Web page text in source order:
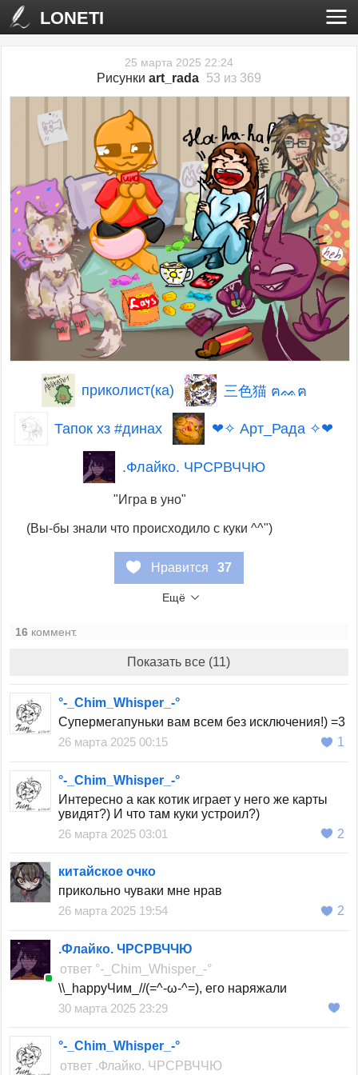
LONETI
25 марта 2025 22:24
Рисунки art_rada 53 из 369
‹ ›
приколист(ка) 三色猫 ฅᨐฅ
Тапок хз #динах ❤✧ Арт_Рада ✧❤
.Флайко. ЧРСРВЧЧЮ
"Игра в уно"
(Вы-бы знали что происходило с куки ^^")
Нравится 37
Ещё
16 коммент.
Показать все (11)
°-_Chim_Whisper_-°
Супермегапуньки вам всем без исключения!) =3
26 марта 2025 00:15
1
°-_Chim_Whisper_-°
Интересно а как котик играет у него же карты
увидят?) И что там куки устроил?)
26 марта 2025 03:01
2
китайское очко
прикольно чуваки мне нрав
26 марта 2025 19:54
2
.Флайко. ЧРСРВЧЧЮ
ответ °-_Chim_Whisper_-°
\\_happyЧим_//(=^-ω-^=), его наряжали
30 марта 2025 23:29
°-_Chim_Whisper_-°
ответ .Флайко. ЧРСРВЧЧЮ